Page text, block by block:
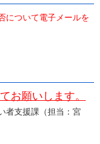
について電子メールを
願いします。
者支援課（担当：宮